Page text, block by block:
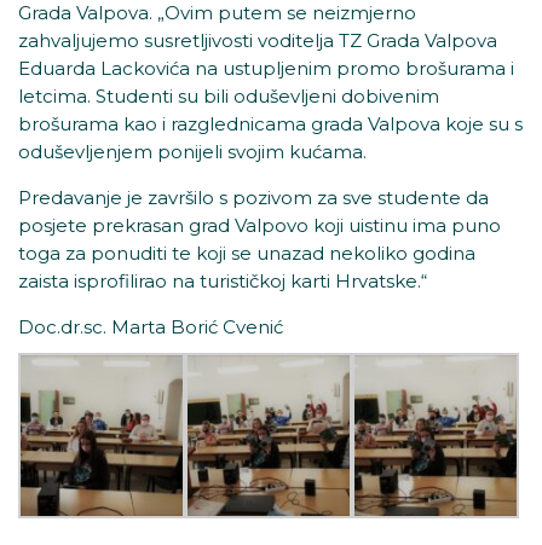
Grada Valpova. „Ovim putem se neizmjerno
zahvaljujemo susretljivosti voditelja TZ Grada Valpova
Eduarda Lackovića na ustupljenim promo brošurama i
letcima. Studenti su bili oduševljeni dobivenim
brošurama kao i razglednicama grada Valpova koje su s
oduševljenjem ponijeli svojim kućama.
Predavanje je završilo s pozivom za sve studente da
posjete prekrasan grad Valpovo koji uistinu ima puno
toga za ponuditi te koji se unazad nekoliko godina
zaista isprofilirao na turističkoj karti Hrvatske.“
Doc.dr.sc. Marta Borić Cvenić